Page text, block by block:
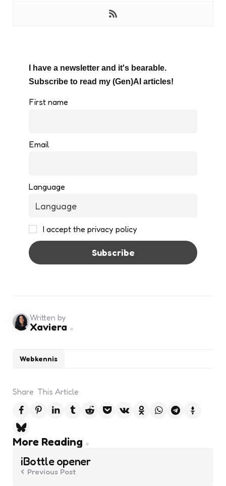
I have a newsletter and it's bearable.
Subscribe to read my (Gen)AI articles!
First name
Email
Language
I accept the privacy policy
Webkennis
Written by
Xaviera
Share This Article
More Reading
Post
navigation
iBottle opener
Previous Post